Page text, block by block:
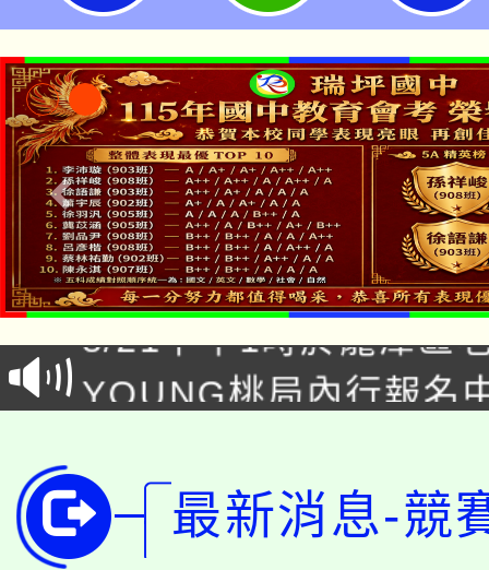
「本色祭」8/29、30在
場熱烈登場!
8/21下午1時於龍潭區
徵才活動。
YOUNG桃局內行報名
開!
115年桃園市運動會8/
田徑場及游泳池舉行。
桃園市低收入戶享有免
最新消息-競